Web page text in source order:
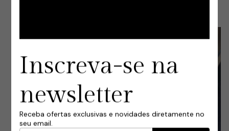
Inscreva-se na
newsletter
Receba ofertas exclusivas e novidades diretamente no
seu email.